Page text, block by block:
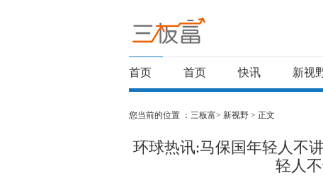
首页 首页 快讯 新视
您当前的位置 ： 三板富> 新视野 > 正文
环球热讯:马保国年轻人不
轻人